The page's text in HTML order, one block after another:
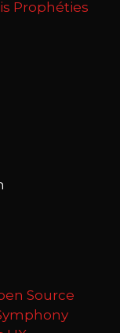
Prophéties
Source